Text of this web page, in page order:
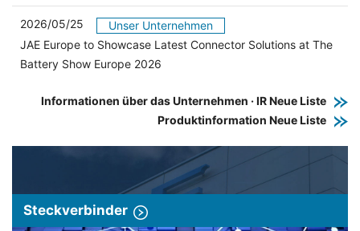
2026/05/25
Unser Unternehmen
JAE Europe to Showcase Latest Connector Solutions at The
Battery Show Europe 2026
Informationen über das Unternehmen · IR Neue Liste
Produktinformation Neue Liste
Steckverbinder